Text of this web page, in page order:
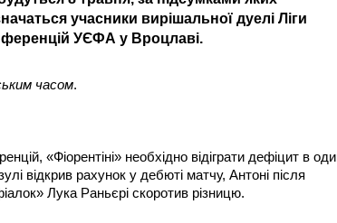
учасники вирішальної дуелі Ліги
УЄФА у Вроцлаві.
часом.
«Фіорентіні» необхідно відіграти дефіцит в
відкрив рахунок у дебюті матчу, Антоні після
Лука Раньєрі скоротив різницю.